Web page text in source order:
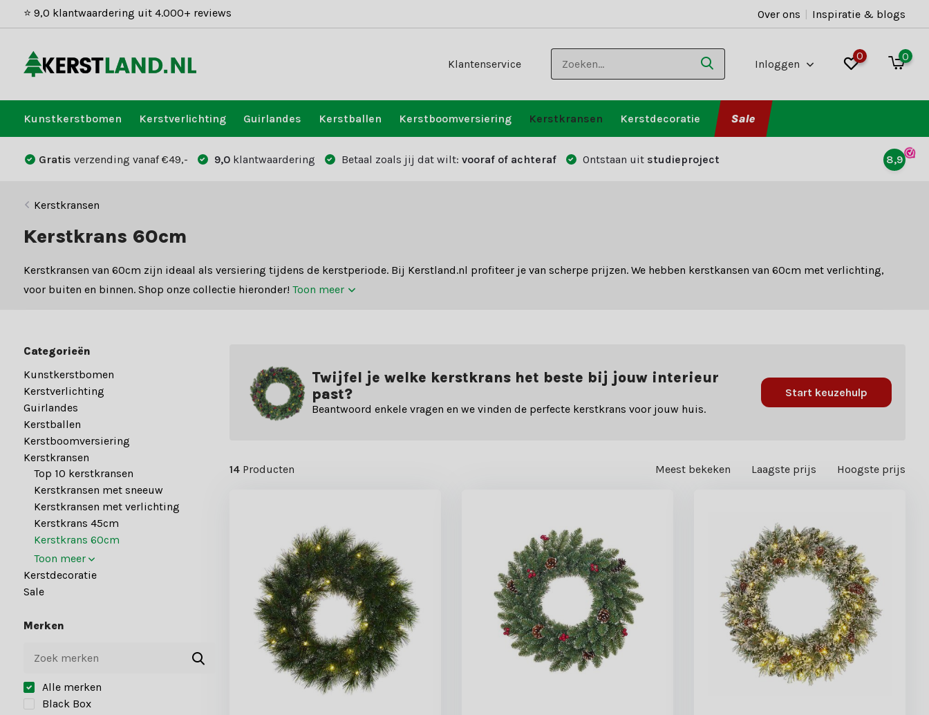
⭐ 9,0 klantwaardering uit 4.000+ reviews Over ons | Inspiratie & blogs
Klantenservice Inloggen
0 0
Kunstkerstbomen Kerstverlichting Guirlandes Kerstballen Kerstboomversiering Kerstkransen Kerstdecoratie Sale
Gratis verzending vanaf €49,- 9,0 klantwaardering Betaal zoals jij dat wilt: vooraf of achteraf Ontstaan uit studieproject 8,9
Kerstkransen
Kerstkrans 60cm
Kerstkransen van 60cm zijn ideaal als versiering tijdens de kerstperiode. Bij Kerstland.nl profiteer je van scherpe prijzen. We hebben kerstkansen van 60cm met verlichting,
voor buiten en binnen. Shop onze collectie hieronder! Toon meer
Categorieën
Kunstkerstbomen
Kerstverlichting
Guirlandes
Kerstballen
Kerstboomversiering
Kerstkransen
Top 10 kerstkransen
Kerstkransen met sneeuw
Kerstkransen met verlichting
Kerstkrans 45cm
Kerstkrans 60cm
Toon meer
Kerstdecoratie
Sale
Merken
Alle merken
Black Box
Twijfel je welke kerstkrans het beste bij jouw interieur
past?
Beantwoord enkele vragen en we vinden de perfecte kerstkrans voor jouw huis.
Start keuzehulp
14Producten Meest bekeken Laagste prijs Hoogste prijs